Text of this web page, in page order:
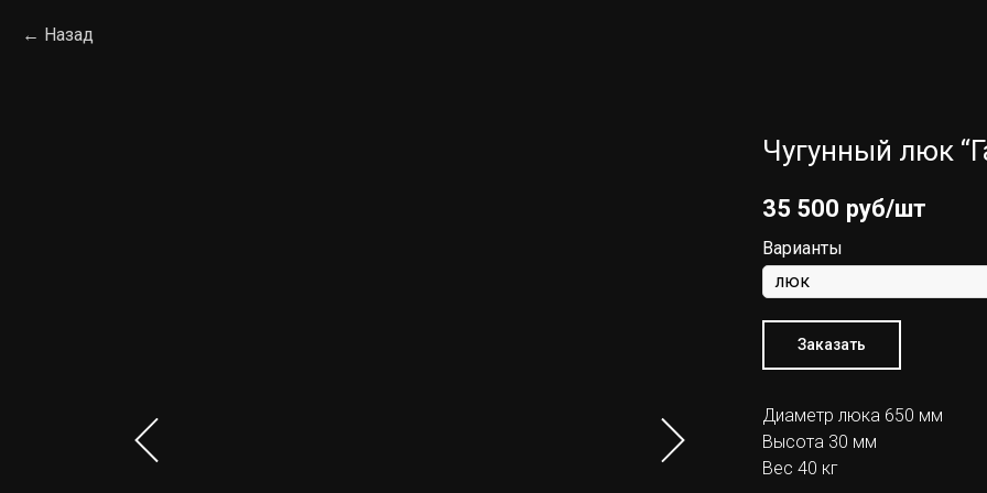
Назад
Чугунный люк
35 500 руб/шт
Варианты
Заказать
Диаметр люка 650 мм
Высота 30 мм
Вес 40 кг